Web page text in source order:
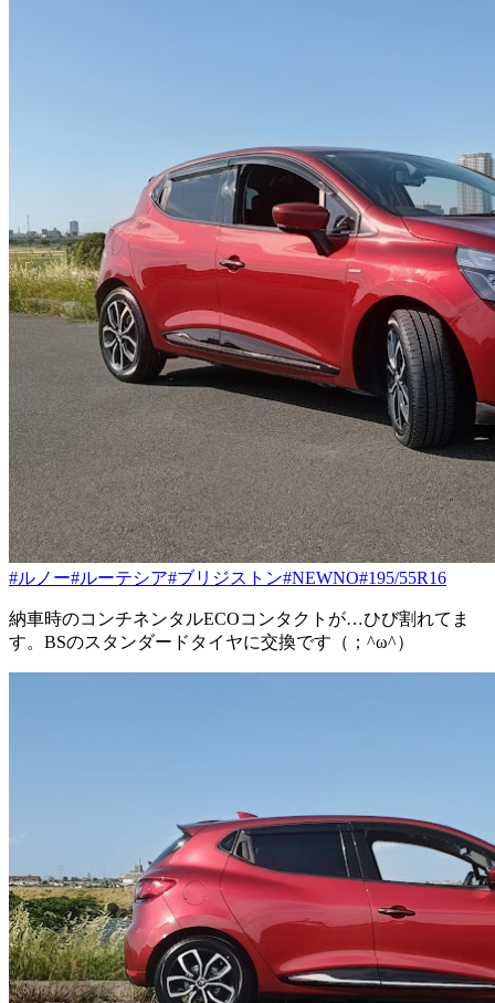
#ルノー#ルーテシア#ブリジストン#NEWNO#195/55R16
納車時のコンチネンタルECOコンタクトが…ひび割れてま
す。BSのスタンダードタイヤに交換です（；^ω^）